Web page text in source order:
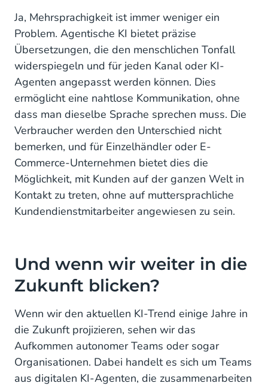
Ja, Mehrsprachigkeit ist immer weniger ein
Problem. Agentische KI bietet präzise
Übersetzungen, die den menschlichen Tonfall
widerspiegeln und für jeden Kanal oder KI-
Agenten angepasst werden können. Dies
ermöglicht eine nahtlose Kommunikation, ohne
dass man dieselbe Sprache sprechen muss. Die
Verbraucher werden den Unterschied nicht
bemerken, und für Einzelhändler oder E-
Commerce-Unternehmen bietet dies die
Möglichkeit, mit Kunden auf der ganzen Welt in
Kontakt zu treten, ohne auf muttersprachliche
Kundendienstmitarbeiter angewiesen zu sein.
Und wenn wir weiter in die
Zukunft blicken?
Wenn wir den aktuellen KI-Trend einige Jahre in
die Zukunft projizieren, sehen wir das
Aufkommen autonomer Teams oder sogar
Organisationen. Dabei handelt es sich um Teams
aus digitalen KI-Agenten, die zusammenarbeiten